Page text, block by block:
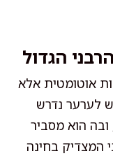
הגדול
אוטומטית אלא
לערער נדרש
הוא מסביר
המצדיק בחינה